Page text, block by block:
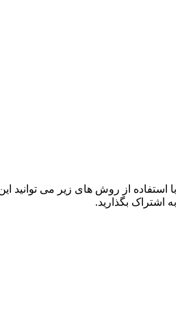
با استفاده از روش های زیر می توانید
به اشتراک بگذارید.